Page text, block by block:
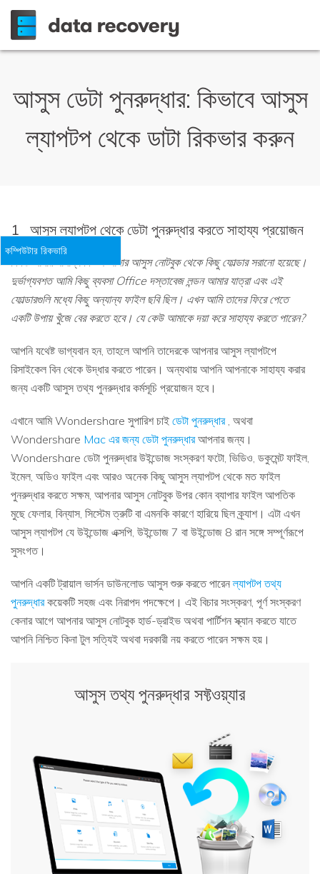
আসুস ডেটা পুনরুদ্ধার: কিভাবে আসুস
ল্যাপটপ থেকে ডাটা রিকভার করুন
1 আসুস ল্যাপটপ থেকে ডেটা পুনরুদ্ধার করতে সাহায্য প্রয়োজন
বিগত আমার সামান্য কিডস আমার আসুস নোটবুক থেকে কিছু ফোল্ডার সরানো হয়েছে।
দুর্ভাগ্যবশত আমি কিছু ব্যবসা Office দস্তাবেজ লন্ডন আমার যাত্রা এবং এই
ফোল্ডারগুলি মধ্যে কিছু অন্যান্য ফাইল ছবি ছিল। এখন আমি তাদের ফিরে পেতে
একটি উপায় খুঁজে বের করতে হবে। যে কেউ আমাকে দয়া করে সাহায্য করতে পারেন?
আপনি যথেষ্ট ভাগ্যবান হন, তাহলে আপনি তাদেরকে আপনার আসুস ল্যাপটপে
রিসাইকেল বিন থেকে উদ্ধার করতে পারেন। অন্যথায় আপনি আপনাকে সাহায্য করার
জন্য একটি আসুস তথ্য পুনরুদ্ধার কর্মসূচি প্রয়োজন হবে।
এখানে আমি Wondershare সুপারিশ চাই ডেটা পুনরুদ্ধার, অথবা
Wondershare Mac এর জন্য ডেটা পুনরুদ্ধারআপনার জন্য।
Wondershare ডেটা পুনরুদ্ধার উইন্ডোজ সংস্করণ ফটো, ভিডিও, ডকুমেন্ট ফাইল,
ইমেল, অডিও ফাইল এবং আরও অনেক কিছু আসুস ল্যাপটপ থেকে মত ফাইল
পুনরুদ্ধার করতে সক্ষম, আপনার আসুস নোটবুক উপর কোন ব্যাপার ফাইল আপতিক
মুছে ফেলার, বিন্যাস, সিস্টেম ত্রুটি বা এমনকি কারণে হারিয়ে ছিল ক্র্যাশ। এটা এখন
আসুস ল্যাপটপ যে উইন্ডোজ এক্সপি, উইন্ডোজ 7 বা উইন্ডোজ 8 রান সঙ্গে সম্পূর্ণরূপে
সুসংগত।
আপনি একটি ট্রায়াল ভার্সন ডাউনলোড আসুস শুরু করতে পারেনল্যাপটপ তথ্য
পুনরুদ্ধারকয়েকটি সহজ এবং নিরাপদ পদক্ষেপে। এই বিচার সংস্করণ, পূর্ণ সংস্করণ
কেনার আগে আপনার আসুস নোটবুক হার্ড-ড্রাইভ অথবা পার্টিশন স্ক্যান করতে যাতে
আপনি নিশ্চিত কিনা টুল সত্যিই অথবা দরকারী নয় করতে পারেন সক্ষম হয়।
আসুস তথ্য পুনরুদ্ধার সফ্টওয়্যার
কম্পিউটার রিকভারি